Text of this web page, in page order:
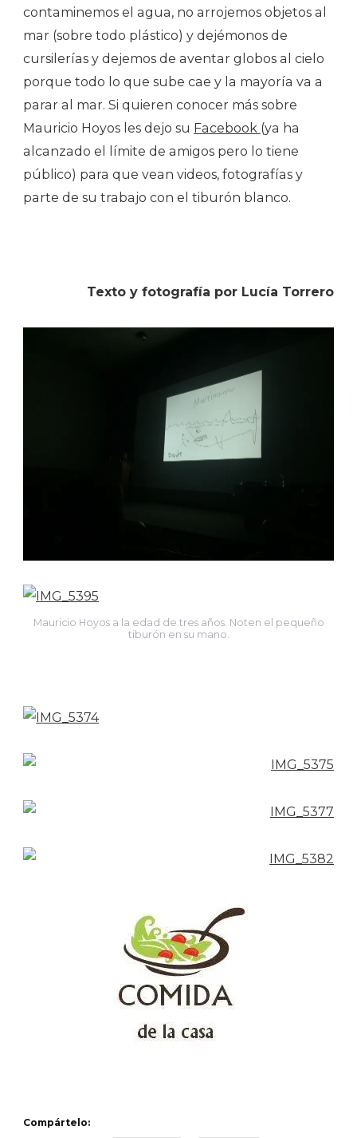
contaminemos el agua, no arrojemos objetos al
mar (sobre todo plástico) y dejémonos de
cursilerías y dejemos de aventar globos al cielo
porque todo lo que sube cae y la mayoría va a
parar al mar. Si quieren conocer más sobre
Mauricio Hoyos les dejo su Facebook (ya ha
alcanzado el límite de amigos pero lo tiene
público) para que vean videos, fotografías y
parte de su trabajo con el tiburón blanco.
Texto y fotografía por Lucía Torrero
Mauricio Hoyos a la edad de tres años. Noten el pequeño
tiburón en su mano.
Compártelo: